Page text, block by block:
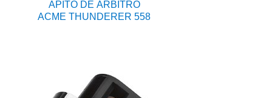
APITO DE ÁRBITRO
ACME THUNDERER 558